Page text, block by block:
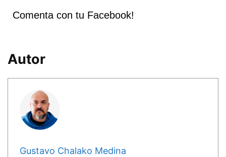
Comenta con tu Facebook!
Autor
Gustavo Chalako Medina